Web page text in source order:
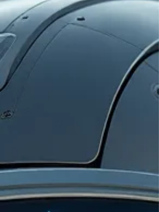
talents cachés. En tant que recruteur
sourceur expérimenté, je commence
toujours par une analyse approfondie
du marché et des talents. Cett